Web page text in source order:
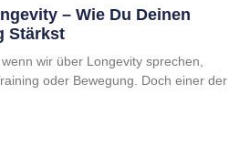
– Wie Du Deinen
Stärkst
wir über Longevity sprechen,
oder Bewegung. Doch einer der